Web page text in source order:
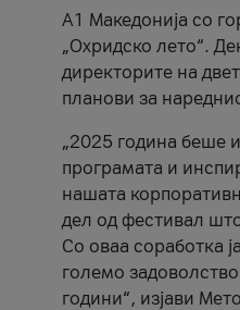
A1 Македонија со
„Охридско лето“.
директорите на
планови за
„2025 година беше
програмата и
нашата
дел од фестивал
Со оваа соработка
големо
години“, изјави